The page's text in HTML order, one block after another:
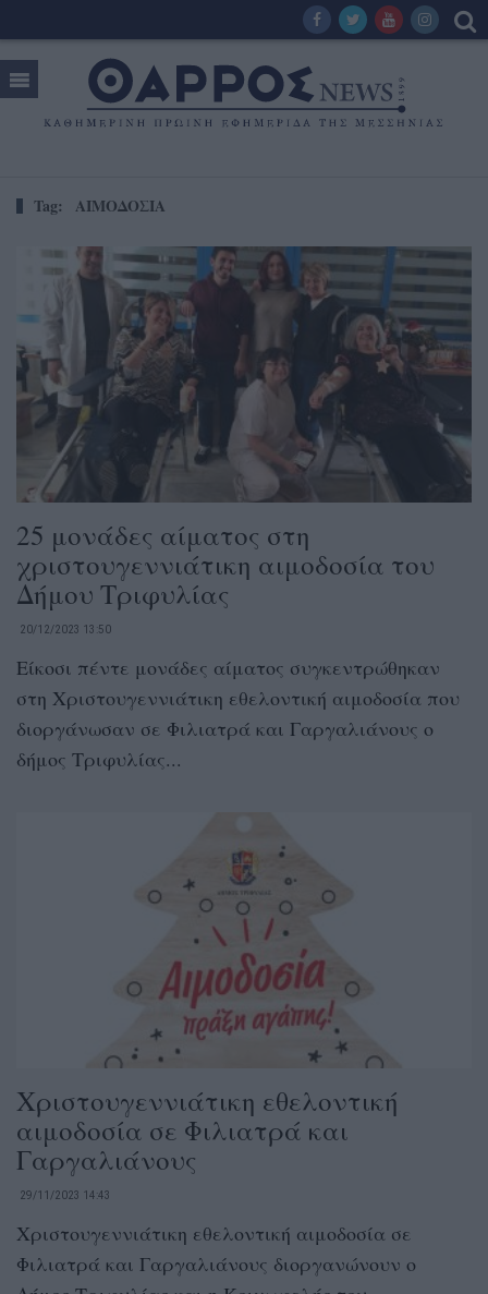
Tag: ΑΙΜΟΔΟΣΙΑ
25 μονάδες αίματος στη
χριστουγεννιάτικη αιμοδοσία του
Δήμου Τριφυλίας
20/12/2023 13:50
Είκοσι πέντε μονάδες αίματος συγκεντρώθηκαν
στη Χριστουγεννιάτικη εθελοντική αιμοδοσία που
διοργάνωσαν σε Φιλιατρά και Γαργαλιάνους ο
δήμος Τριφυλίας...
Χριστουγεννιάτικη εθελοντική
αιμοδοσία σε Φιλιατρά και
Γαργαλιάνους
29/11/2023 14:43
Χριστουγεννιάτικη εθελοντική αιμοδοσία σε
Φιλιατρά και Γαργαλιάνους διοργανώνουν ο